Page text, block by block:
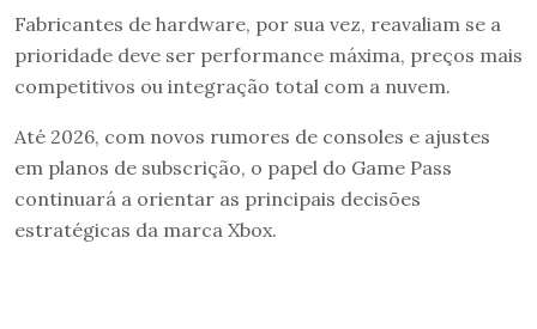
Fabricantes de hardware, por sua vez, reavaliam se a
prioridade deve ser performance máxima, preços mais
competitivos ou integração total com a nuvem.
Até 2026, com novos rumores de consoles e ajustes
em planos de subscrição, o papel do Game Pass
continuará a orientar as principais decisões
estratégicas da marca Xbox.